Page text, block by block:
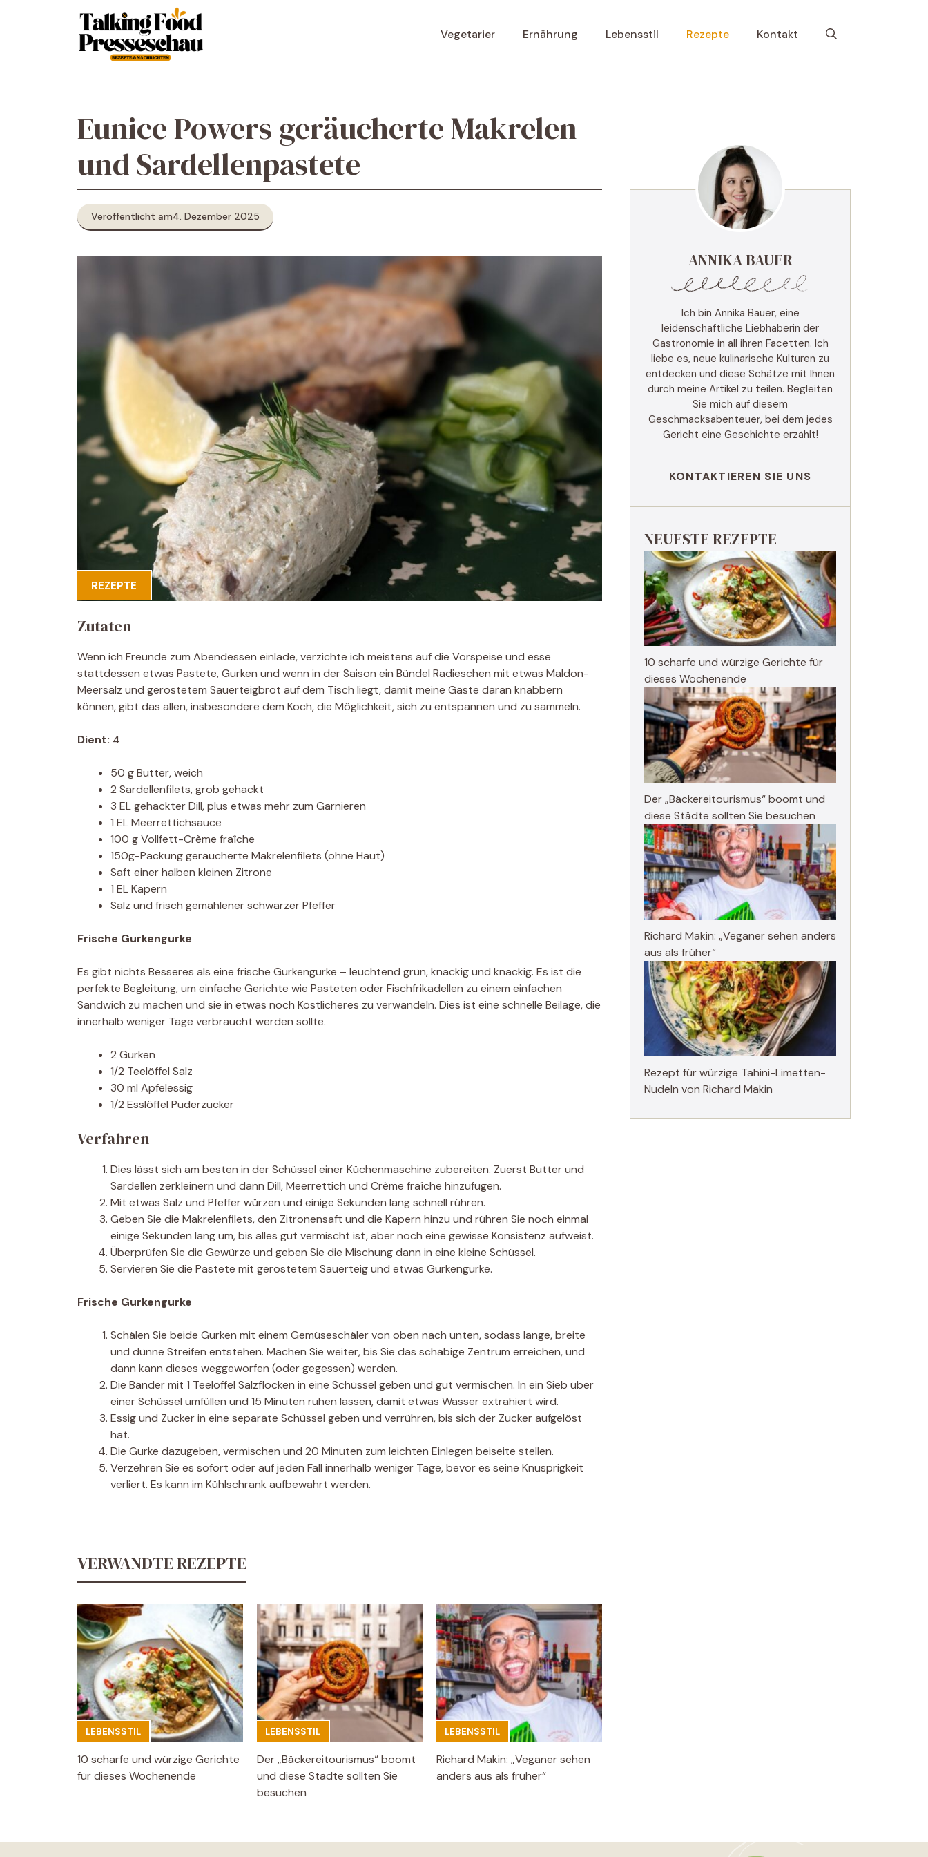
Vegetarier Ernährung Lebensstil Rezepte Kontakt
Eunice Powers geräucherte Makrelen-
und Sardellenpastete
Veröffentlicht am4. Dezember 2025
REZEPTE
Zutaten
Wenn ich Freunde zum Abendessen einlade, verzichte ich meistens auf die Vorspeise und esse
stattdessen etwas Pastete, Gurken und wenn in der Saison ein Bündel Radieschen mit etwas Maldon-
Meersalz und geröstetem Sauerteigbrot auf dem Tisch liegt, damit meine Gäste daran knabbern
können, gibt das allen, insbesondere dem Koch, die Möglichkeit, sich zu entspannen und zu sammeln.
Dient: 4
50 g Butter, weich
2 Sardellenfilets, grob gehackt
3 EL gehackter Dill, plus etwas mehr zum Garnieren
1 EL Meerrettichsauce
100 g Vollfett-Crème fraîche
150g-Packung geräucherte Makrelenfilets (ohne Haut)
Saft einer halben kleinen Zitrone
1 EL Kapern
Salz und frisch gemahlener schwarzer Pfeffer
Frische Gurkengurke
Es gibt nichts Besseres als eine frische Gurkengurke – leuchtend grün, knackig und knackig. Es ist die
perfekte Begleitung, um einfache Gerichte wie Pasteten oder Fischfrikadellen zu einem einfachen
Sandwich zu machen und sie in etwas noch Köstlicheres zu verwandeln. Dies ist eine schnelle Beilage, die
innerhalb weniger Tage verbraucht werden sollte.
2 Gurken
1/2 Teelöffel Salz
30 ml Apfelessig
1/2 Esslöffel Puderzucker
Verfahren
Dies lässt sich am besten in der Schüssel einer Küchenmaschine zubereiten. Zuerst Butter und
Sardellen zerkleinern und dann Dill, Meerrettich und Crème fraîche hinzufügen.
Mit etwas Salz und Pfeffer würzen und einige Sekunden lang schnell rühren.
Geben Sie die Makrelenfilets, den Zitronensaft und die Kapern hinzu und rühren Sie noch einmal
einige Sekunden lang um, bis alles gut vermischt ist, aber noch eine gewisse Konsistenz aufweist.
Überprüfen Sie die Gewürze und geben Sie die Mischung dann in eine kleine Schüssel.
Servieren Sie die Pastete mit geröstetem Sauerteig und etwas Gurkengurke.
Frische Gurkengurke
Schälen Sie beide Gurken mit einem Gemüseschäler von oben nach unten, sodass lange, breite
und dünne Streifen entstehen. Machen Sie weiter, bis Sie das schäbige Zentrum erreichen, und
dann kann dieses weggeworfen (oder gegessen) werden.
Die Bänder mit 1 Teelöffel Salzflocken in eine Schüssel geben und gut vermischen. In ein Sieb über
einer Schüssel umfüllen und 15 Minuten ruhen lassen, damit etwas Wasser extrahiert wird.
Essig und Zucker in eine separate Schüssel geben und verrühren, bis sich der Zucker aufgelöst
hat.
Die Gurke dazugeben, vermischen und 20 Minuten zum leichten Einlegen beiseite stellen.
Verzehren Sie es sofort oder auf jeden Fall innerhalb weniger Tage, bevor es seine Knusprigkeit
verliert. Es kann im Kühlschrank aufbewahrt werden.
VERWANDTE REZEPTE
LEBENSSTIL
10 scharfe und würzige Gerichte
für dieses Wochenende
LEBENSSTIL
Der „Bäckereitourismus“ boomt
und diese Städte sollten Sie
besuchen
LEBENSSTIL
Richard Makin: „Veganer sehen
anders aus als früher“
ANNIKA BAUER
Ich bin Annika Bauer, eine
leidenschaftliche Liebhaberin der
Gastronomie in all ihren Facetten. Ich
liebe es, neue kulinarische Kulturen zu
entdecken und diese Schätze mit Ihnen
durch meine Artikel zu teilen. Begleiten
Sie mich auf diesem
Geschmacksabenteuer, bei dem jedes
Gericht eine Geschichte erzählt!
KONTAKTIEREN SIE UNS
NEUESTE REZEPTE
10 scharfe und würzige Gerichte für
dieses Wochenende
Der „Bäckereitourismus“ boomt und
diese Städte sollten Sie besuchen
Richard Makin: „Veganer sehen anders
aus als früher“
Rezept für würzige Tahini-Limetten-
Nudeln von Richard Makin